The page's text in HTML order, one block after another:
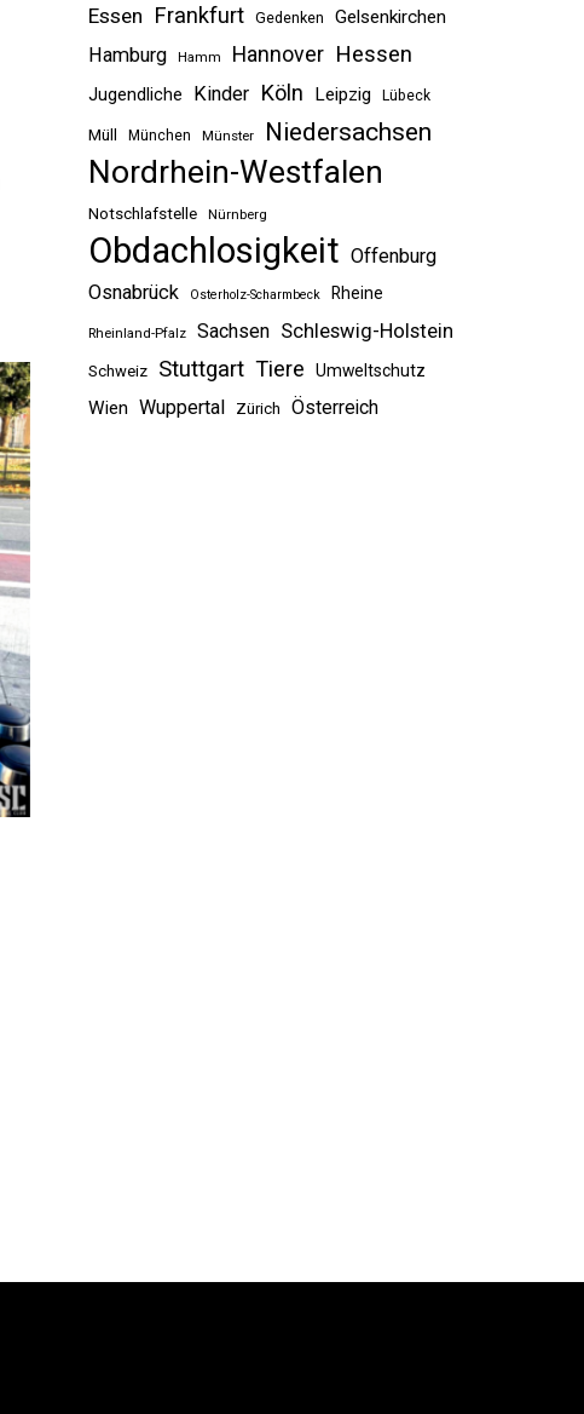
Essen Frankfurt Gedenken Gelsenkirchen
Hamburg Hamm Hannover Hessen
Jugendliche Kinder Köln Leipzig Lübeck
Müll München Münster Niedersachsen
Nordrhein-Westfalen
Notschlafstelle Nürnberg
Obdachlosigkeit Offenburg
Osnabrück
Osterholz-Scharmbeck Rheine
Rheinland-Pfalz Sachsen Schleswig-Holstein
Schweiz Stuttgart Tiere Umweltschutz
Wien Wuppertal Zürich Österreich